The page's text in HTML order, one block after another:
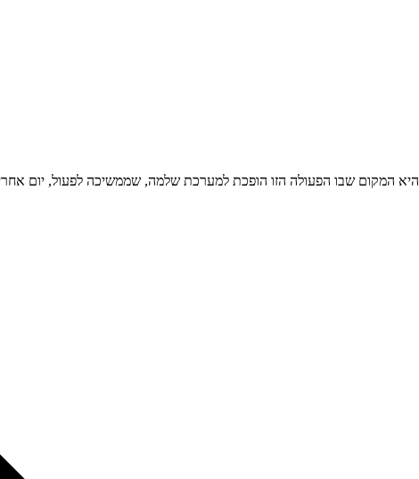
היא המקום שבו הפעולה הזו הופכת למערכת שלמה, שממשיכה לפעול, יום